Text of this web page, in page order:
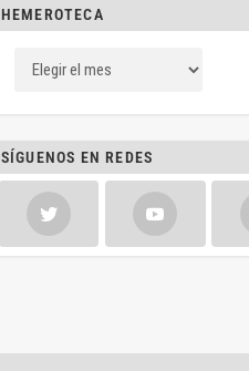
HEMEROTECA
SÍGUENOS EN REDES